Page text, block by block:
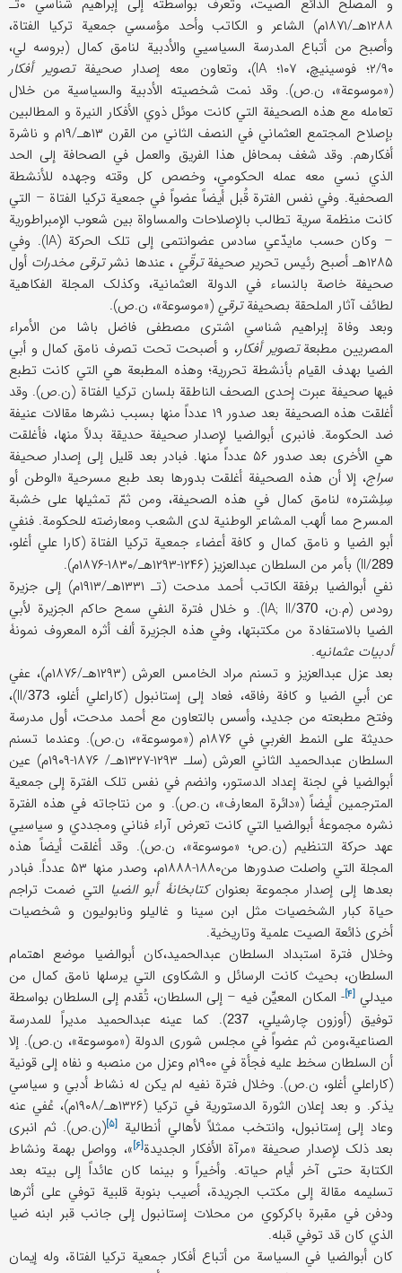
و المصلح الذائع الصیت، وتعرف بواسطته إلی إبراهیم شناسي ۰تـ
۱۲۸۸هـ/۱۸۷۱م) الشاعر و الکاتب وأحد مؤسسي جمعیة ترکیا الفتاة،
وأصبح من أتباع المدرسة السیاسیي والأدبیة لنامق کمال (بروسه لي،
۲/۹۰؛ فوسینیچ، ۱۰۷؛ IA)، وتعاون معه إصدار صحیفة
تصویر أفکار
(«موسوعة»، ن.ص). وقد نمت شخصیته الأدبیة والسیاسیة من خلال
تعامله مع هذه الصحیفة التي کانت موئل ذوي الأفکار النیرة و المطالبین
بإصلاح المجتمع العثماني في النصف الثاني من القرن ۱۳هـ/۱۹م و ناشرة
أفکارهم. وقد شغف بمحافل هذا الفریق والعمل في الصحافة إلی الحد
الذي نسي معه عمله الحکومي، وخصص کل وقته وجهده للأنشطة
الصحفیة. وفي نفس الفترة قُبل أیضاً عضواً في جمعیة ترکیا الفتاة – التي
کانت منظمة سریة تطالب بالإصلاحات والمساواة بین شعوب الإمبراطوریة
– وکان حسب مایدّعي سادس عضوانتمی إلی تلک الحرکة (IA). وفي
۱۲۸۵هـ أصبح رئیس تحریر صحیفة
ترقّي ، عندها نشرترقی مخدرات أول
صحیفة خاصة بالنساء في الدولة العثمانیة، وکذلک المجلة الفکاهیة
لطائف آثار الملحقة بصحیفةترقي («موسوعة»، ن.ص).
وبعد وفاة إبراهیم شناسي اشتری مصطفی فاضل باشا من الأمراء
المصریین مطبعةتصویر أفکار، و أصبحت تحت تصرف نامق کمال و أبي
الضیا بهدف القیام بأنشطة تحرریة؛ وهذه المطبعة هي التي کانت تطبع
فیها صحیفة عبرت إحدی الصحف الناطقة بلسان ترکیا الفتاة (ن.ص). وقد
أغلقت هذه الصحیفة بعد صدور ۱۹ عدداً منها بسبب نشرها مقالات عنیفة
ضد الحکومة. فانبری أبوالضیا لإصدار صحیفة حدیقة بدلاً منها، فأغلقت
هي الأخری بعد صدور ۵۶ عدداً منها. فبادر بعد قلیل إلی إصدار صحیفة
سراج، إلا أن هذه الصحیفة أغلقت بدورها بعد طبع مسرحیة «الوطن أو
سِلِشتره» لنامق کمال في هذه الصحیفة، ومن ثمّ تمثیلها علی خشبة
المسرح مما ألهب المشاعر الوطنیة لدی الشعب ومعارضته للحکومة. فنفي
أبو الضیا و نامق کمال و کافة أعضاء جمعیة ترکیا الفتاة (کارا علي أغلو،
II/289
) بأمر من السلطان عبدالعزیز (۱۲۴۶-۱۲۹۳هـ/۱۸۳۰-۱۸۷۶م).
نفي أبوالضیا برفقة الکاتب أحمد مدحت (تـ ۱۳۳۱هـ/۱۹۱۳م) إلی جزیرة
رودس (م.ن، IA; II/ 370
). و خلال فترة النفي سمح حاکم الجزیرة لأبي
الضیا بالاستفادة من مکتبتها، وفي هذه الجزیرة ألف أثره المعروف نمونۀ
أدبیات عثمانیه.
بعد عزل عبدالعزیز و تسنم مراد الخامس العرش (۱۲۹۳هـ/۱۸۷۶م)، عفي
عن أبي الضیا و کافة رفاقه، فعاد إلی إستانبول (کاراعلي أغلو، II/ 373
)،
وفتح مطبعته من جدید، وأسس بالتعاون مع أحمد مدحت، أول مدرسة
حدیثة علی النمط الغربي في ۱۸۷۶م («موسوعة»، ن.ص). وعندما تسنم
السلطان عبدالحمید الثاني العرش (سلـ ۱۲۹۳-۱۳۲۷هـ/ ۱۸۷۶-۱۹۰۹م) عین
أبوالضیا في لجنة إعداد الدستور، وانضم في نفس تلک الفترة إلی جمعیة
المترجمین أیضاً («دائرة المعارف»، ن.ص). و من نتاجاته في هذه الفترة
نشره مجموعۀ أبوالضیا التي کانت تعرض آراء فناني ومجددي و سیاسیي
عهد حرکة التنظیم (ن.ص؛ «موسوعة»، ن.ص). وقد أغلقت أیضاً هذه
المجلة التي واصلت صدورها من۱۸۸۰-۱۸۸۸م، وصدر منها ۵۳ عدداً. فبادر
بعدها إلی إصدار مجموعة بعنوانکتابخانۀ أبو الضیا التي ضمت تراجم
حیاة کبار الشخصیات مثل ابن سینا و غالیلو ونابولیون و شخصیات
أخری ذائعة الصیت علمیة وتاریخیة.
وخلال فترة استبداد السلطان عبدالحمید،کان أبوالضیا موضع اهتمام
السلطان، بحیث کانت الرسائل و الشکاوی التي یرسلها نامق کمال من
میدلي[۴] - المکان المعیِّن فیه – إلی السلطان، تُقدم إلی السلطان بواسطة
توفیق (أوزون چارشیلي،237). کما عینه عبدالحمید مدیراً للمدرسة
الصناعیة،ومن ثم عضواً في مجلس شوری الدولة («موسوعة»، ن.ص). إلا
أن السلطان سخط علیه فجأة في ۱۹۰۰م وعزل من منصبه و نفاه إلی قونیة
(کاراعلي أغلو، ن.ص). وخلال فترة نفیه لم یکن له نشاط أدبي و سیاسي
یذکر. و بعد إعلان الثورة الدستوریة في ترکیا (۱۳۲۶هـ/۱۹۰۸م)، عُفي عنه
وعاد إلی إستانبول، وانتخب ممثلاً لأهالي أنطالیة [۵]
(ن.ص). ثم انبری
بعد ذلک لإصدار صحیفة «مرآة الأفکار الجدیدة[۶] »، وواصل بهمة ونشاط
الکتابة حتی آخر أیام حیاته. وأخیراً و بینما کان عائداً إلی بیته بعد
تسلیمه مقالة إلی مکتب الجریدة، أصیب بنوبة قلبیة توفي علی أثرها
ودفن في مقبرة باکرکوي من محلات إستانبول إلی جانب قبر ابنه ضیا
الذي کان قد توفي قبله.
کان أبوالضیا في السیاسة من أتباع أفکار جمعیة ترکیا الفتاة، وله إیمان